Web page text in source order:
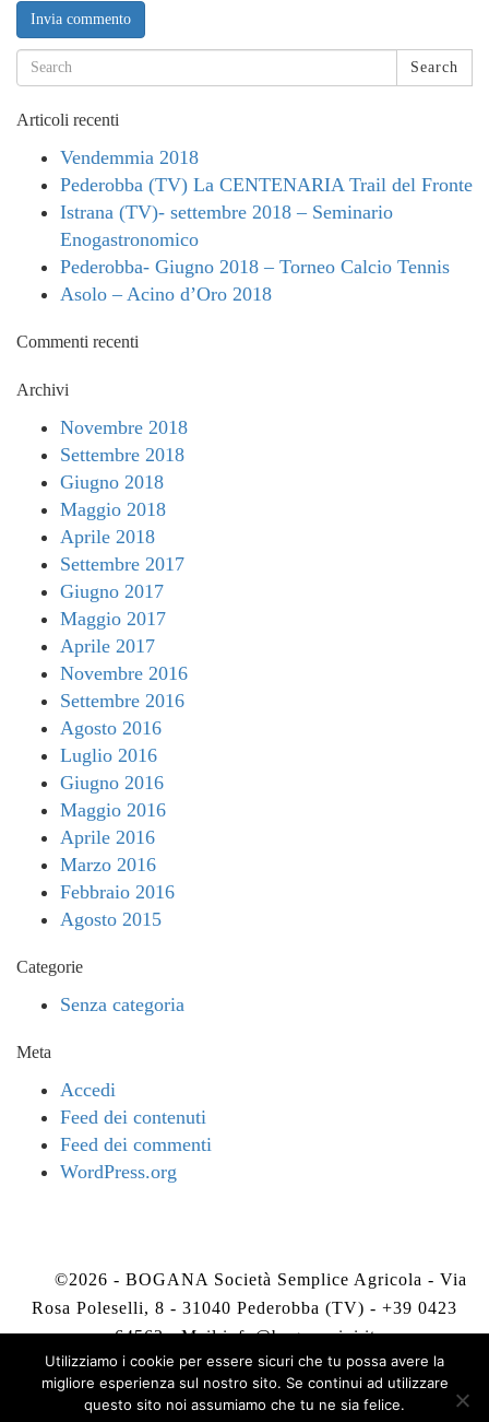
Search
Articoli recenti
Vendemmia 2018
Pederobba (TV) La CENTENARIA Trail del Fronte
Istrana (TV)- settembre 2018 – Seminario
Enogastronomico
Pederobba- Giugno 2018 – Torneo Calcio Tennis
Asolo – Acino d’Oro 2018
Commenti recenti
Archivi
Novembre 2018
Settembre 2018
Giugno 2018
Maggio 2018
Aprile 2018
Settembre 2017
Giugno 2017
Maggio 2017
Aprile 2017
Novembre 2016
Settembre 2016
Agosto 2016
Luglio 2016
Giugno 2016
Maggio 2016
Aprile 2016
Marzo 2016
Febbraio 2016
Agosto 2015
Categorie
Senza categoria
Meta
Accedi
Feed dei contenuti
Feed dei commenti
WordPress.org
©2026 - BOGANA Società Semplice Agricola - Via
Rosa Poleselli, 8 - 31040 Pederobba (TV) - +39 0423
64563 - Mailinfo@boganavini.it
Privacy Policy-Cookie Policy
Utilizziamo i cookie per essere sicuri che tu possa avere la
migliore esperienza sul nostro sito. Se continui ad utilizzare
questo sito noi assumiamo che tu ne sia felice.